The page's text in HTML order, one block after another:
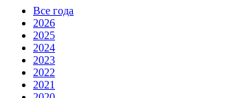
Все года
2026
2025
2024
2023
2022
2021